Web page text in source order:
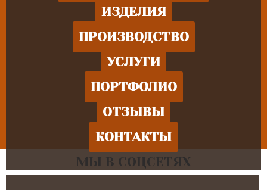
ИЗДЕЛИЯ
ПРОИЗВОДСТВО
УСЛУГИ
ПОРТФОЛИО
ОТЗЫВЫ
КОНТАКТЫ
МЫ В СОЦСЕТЯХ